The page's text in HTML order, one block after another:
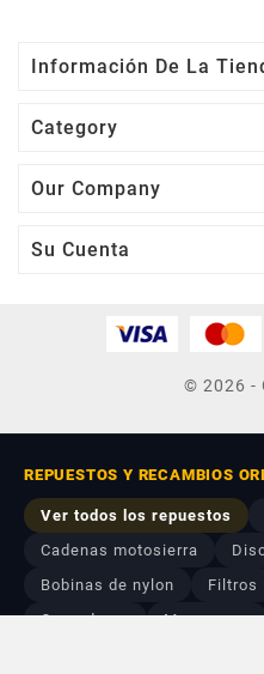
Información De La
Category
Our Company
Su Cuenta
© 2026 -
REPUESTOS Y RECAMBIOS
Ver todos los repuestos
Cadenas motosierra
Bobinas de nylon
Filtros
Cargadores
Mangueras